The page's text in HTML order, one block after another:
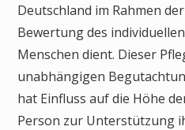
Deutschland im Rahmen
Bewertung des
Menschen dient. Dieser
unabhängigen
hat Einfluss auf die Höhe
Person zur Unterstützung